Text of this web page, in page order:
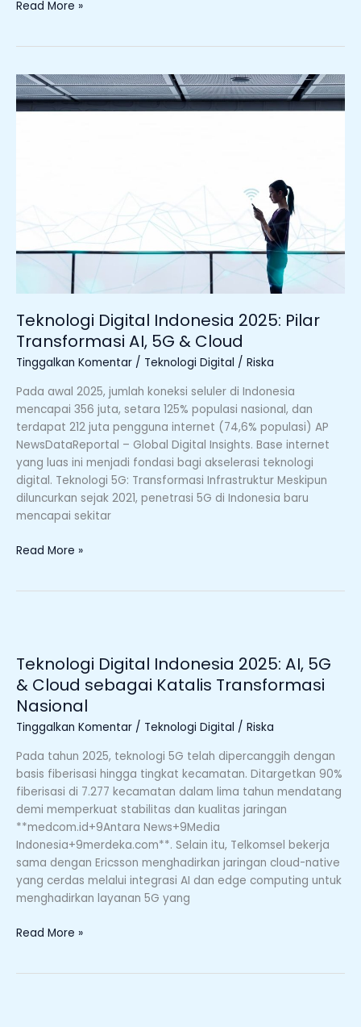
Read More »
Teknologi Digital Indonesia 2025: Pilar
Transformasi AI, 5G & Cloud
Tinggalkan Komentar / Teknologi Digital / Riska
Pada awal 2025, jumlah koneksi seluler di Indonesia
mencapai 356 juta, setara 125% populasi nasional, dan
terdapat 212 juta pengguna internet (74,6% populasi) AP
NewsDataReportal – Global Digital Insights. Base internet
yang luas ini menjadi fondasi bagi akselerasi teknologi
digital. Teknologi 5G: Transformasi Infrastruktur Meskipun
diluncurkan sejak 2021, penetrasi 5G di Indonesia baru
mencapai sekitar
Teknologi
Digital
Indonesia
Read More »
Teknologi Digital Indonesia 2025: AI, 5G
& Cloud sebagai Katalis Transformasi
Nasional
Tinggalkan Komentar / Teknologi Digital / Riska
Pada tahun 2025, teknologi 5G telah dipercanggih dengan
basis fiberisasi hingga tingkat kecamatan. Ditargetkan 90%
fiberisasi di 7.277 kecamatan dalam lima tahun mendatang
demi memperkuat stabilitas dan kualitas jaringan
**medcom.id+9Antara News+9Media
Indonesia+9merdeka.com**. Selain itu, Telkomsel bekerja
sama dengan Ericsson menghadirkan jaringan cloud-native
yang cerdas melalui integrasi AI dan edge computing untuk
menghadirkan layanan 5G yang
Indonesia
2025:
AI,
5G
&
Cloud
sebagai
Katalis
Transformasi
Nasional
Read More »